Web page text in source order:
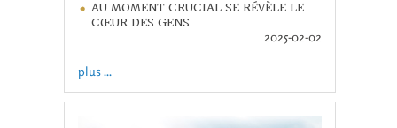
AU MOMENT CRUCIAL SE RÉVÈLE LE
CŒUR DES GENS
2025-02-02
plus ...